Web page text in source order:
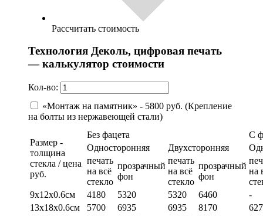
Рассчитать стоимость
Технология Деколь, цифровая печать
— калькулятор стоимости
Кол-во:
«Монтаж на памятник» - 5800 руб. (Крепление
на болты из нержавеющей стали)
Размер -
толщина
стекла / цена
руб.
Без фацета
С
Односторонняя
Двухсторонняя
печать
на всё
стекло
прозрачный
фон
печать
на всё
стекло
прозрачный
фон
на
9х12х0.6см
4180 5320 5320 6460
-
13х18х0.6см
5700 6935 6935 8170